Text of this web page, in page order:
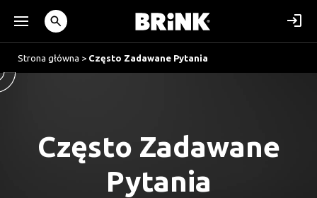
Strona główna > Często Zadawane Pytania
Często Zadawane
Pytania